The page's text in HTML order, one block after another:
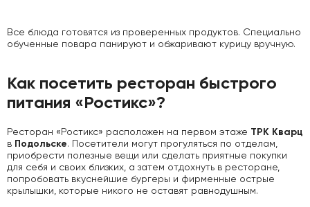
Все блюда готовятся из проверенных продуктов. Специально
обученные повара панируют и обжаривают курицу вручную.
Как посетить ресторан быстрого
питания «Ростикс»?
Ресторан «Ростикс» расположен на первом этаже ТРК Кварц
в Подольске. Посетители могут прогуляться по отделам,
приобрести полезные вещи или сделать приятные покупки
для себя и своих близких, а затем отдохнуть в ресторане,
попробовать вкуснейшие бургеры и фирменные острые
крылышки, которые никого не оставят равнодушным.